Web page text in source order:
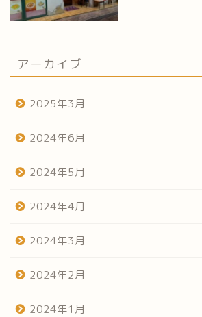
アーカイブ
2025年3月
2024年6月
2024年5月
2024年4月
2024年3月
2024年2月
2024年1月